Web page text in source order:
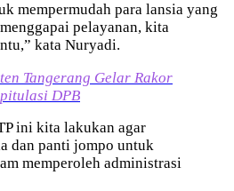
mempermudah para lansia yang
pelayanan, kita
kata Nuryadi.
Tangerang Gelar Rakor
DPB
ini kita lakukan agar
dan panti jompo untuk
memperoleh administrasi